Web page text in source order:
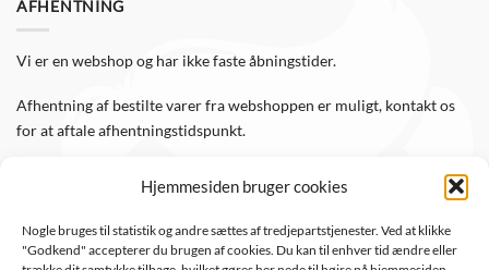
Hjemmesiden bruger cookies
Nogle bruges til statistik og andre sættes af tredjepartstjenester. Ved at klikke
"Godkend" accepterer du brugen af cookies. Du kan til enhver tid ændre eller
AFHENTNING
Vi er en webshop og har ikke faste åbningstider.
Afhentning af bestilte varer fra webshoppen er muligt, kontakt os
for at aftale afhentningstidspunkt.
Følg WTS Retro på de sociale medier, så er du altid opdateret.